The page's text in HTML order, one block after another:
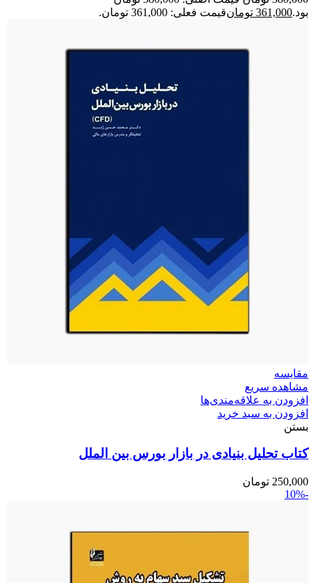
بود.361,000 تومانقیمت فعلی: 361,000 تومان.
مقایسه
مشاهده سریع
افزودن به علاقه‌مندی‌ها
افزودن به سبد خرید
بستن
کتاب تحلیل بنیادی در بازار بورس بین الملل
250,000 تومان
-10%